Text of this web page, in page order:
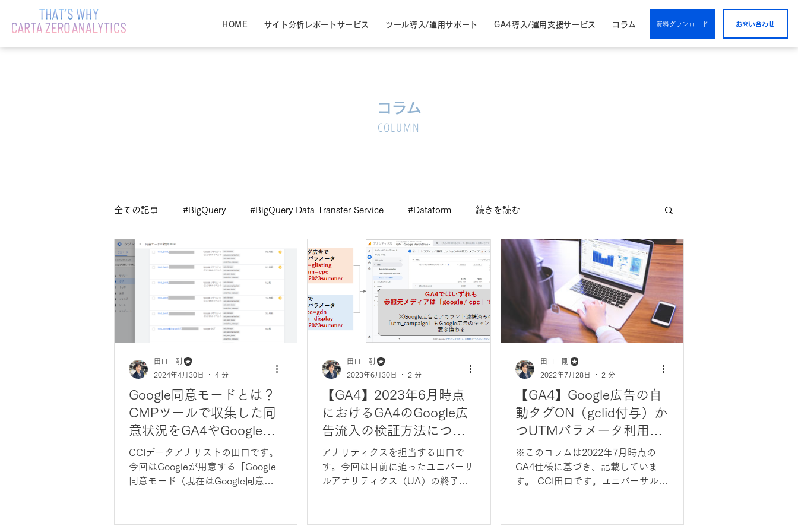
HOME サイト分析レポートサービス ツール導入/運用サポート GA4導入/運用支援サービス コラム 資料ダウンロード お問い合わせ
コラム
COLUMN
全ての記事 #BigQuery #BigQuery Data Transfer Service #Dataform 続きを読む
田口 剛
2024年4月30日
4 分
Google同意モードとは？
CMPツールで収集した同
意状況をGA4やGoogle広
告タグに反映
CCIデータアナリストの田口です。
今回はGoogleが用意する「Google
同意モード（現在はGoogle同意
田口 剛
2023年6月30日
2 分
【GA4】2023年6月時点
におけるGA4のGoogle広
告流入の検証方法につい
て
アナリティクスを担当する田口で
す。今回は目前に迫ったユニバーサ
ルアナリティクス（UA）の終了に
て解説します。
田口 剛
2022年7月28日
2 分
【GA4】Google広告の自
動タグON（gclid付与）か
つUTMパラメータ利用時
のオーバーライド設定に
ついて
※このコラムは2022年7月時点の
GA4仕様に基づき、記載していま
す。 CCI田口です。ユニバーサルア
てデータ蓄積を始められている企業